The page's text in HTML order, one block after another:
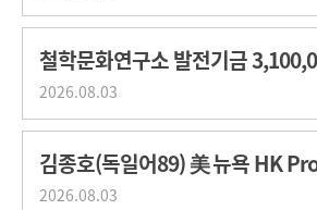
철학문화연구소 발전기금
2026.08.03
2026.08.03